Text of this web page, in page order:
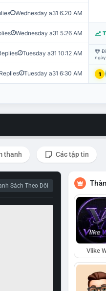
Wednesday a31 6:20 AM
Wednesday a31 5:26 AM
Tuesday a31 10:12 AM
Replies Tuesday a31 6:30 AM 1
thanh Các tập tin
Sách Theo Dõi
Vlike